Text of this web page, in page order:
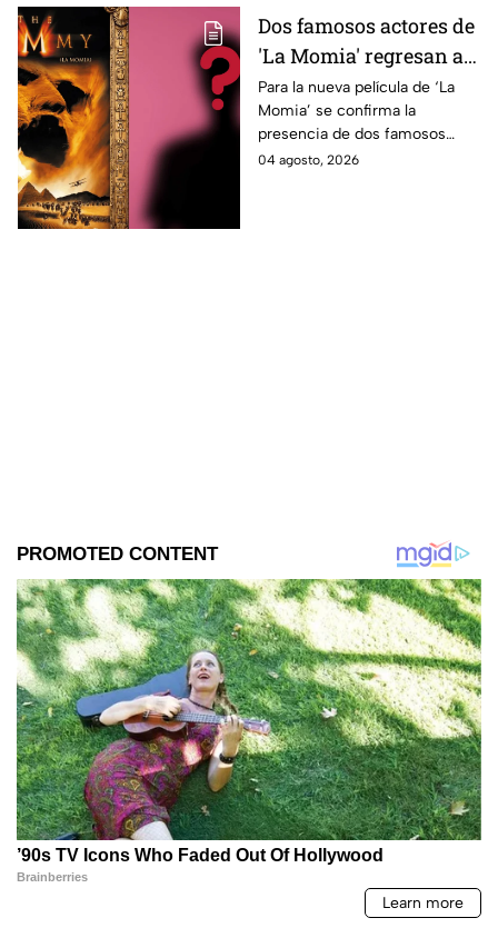
Dos famosos actores de
'La Momia' regresan a
la nueva película;
descubre de quiénes se
tratan
Para la nueva película de ‘La
Momia’ se confirma la
presencia de dos famosos
actores, ya se dio a conocer
04 agosto, 2026